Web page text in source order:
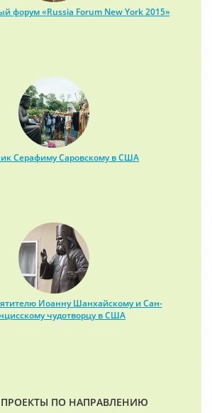
форум «Russia Forum New York 2015»
Серафиму Саровскому в США
Иоанну Шанхайскому и Сан-
чудотворцу в США
ПРОЕКТЫ ПО НАПРАВЛЕНИЮ